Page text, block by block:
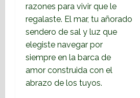
razones para vivir que le
regalaste. El mar, tu añorado
sendero de sal y luz que
elegiste navegar por
siempre en la barca de
amor construida con el
abrazo de los tuyos.